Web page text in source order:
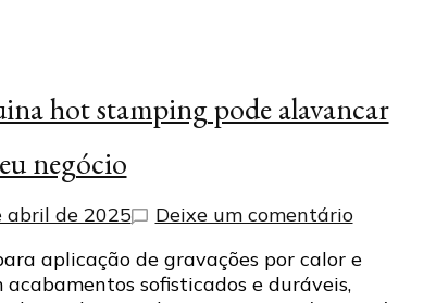
hot stamping pode alavancar
negócio
abril de 2025 Deixe um comentárioem
como
aplicação de gravações por calor e
sofisticados e duráveis,